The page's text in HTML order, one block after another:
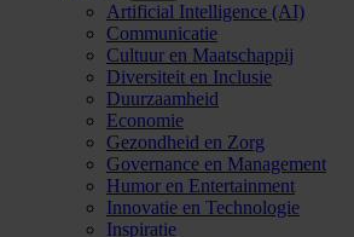
Artificial Intelligence (AI)
Communicatie
Cultuur en Maatschappij
Diversiteit en Inclusie
Duurzaamheid
Economie
Gezondheid en Zorg
Governance en Management
Humor en Entertainment
Innovatie en Technologie
Inspiratie